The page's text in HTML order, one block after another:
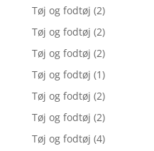
Tøj og fodtøj (2)
Tøj og fodtøj (2)
Tøj og fodtøj (2)
Tøj og fodtøj (1)
Tøj og fodtøj (2)
Tøj og fodtøj (2)
Tøj og fodtøj (4)